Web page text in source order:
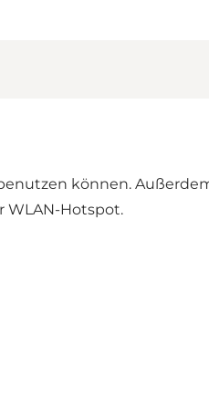
können.
WLAN-Hotspot.